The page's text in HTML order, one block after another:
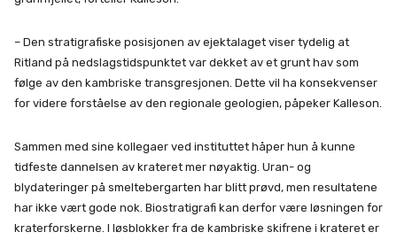
– Den stratigrafiske posisjonen av ejektalaget viser tydelig at
Ritland på nedslagstidspunktet var dekket av et grunt hav som
følge av den kambriske transgresjonen. Dette vil ha konsekvenser
for videre forståelse av den regionale geologien, påpeker Kalleson.
Sammen med sine kollegaer ved instituttet håper hun å kunne
tidfeste dannelsen av krateret mer nøyaktig. Uran- og
blydateringer på smeltebergarten har blitt prøvd, men resultatene
har ikke vært gode nok. Biostratigrafi kan derfor være løsningen for
kraterforskerne. I løsblokker fra de kambriske skifrene i krateret er